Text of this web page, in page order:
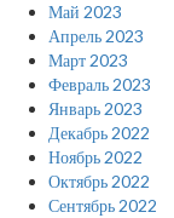
Май 2023
Апрель 2023
Март 2023
Февраль 2023
Январь 2023
Декабрь 2022
Ноябрь 2022
Октябрь 2022
Сентябрь 2022